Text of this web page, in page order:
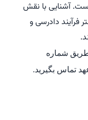
است. آشنایی با نقش
فرآیند دادرسی و
شماره
تماس بگیرید.